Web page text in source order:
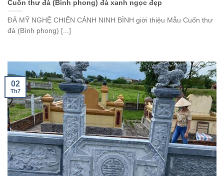
Cuốn thư đá (Bình phong) đá xanh ngọc đẹp
ĐÁ MỸ NGHỆ CHIẾN CẢNH NINH BÌNH giới thiệu Mẫu Cuốn thư
đá (Bình phong) [...]
02
Th7